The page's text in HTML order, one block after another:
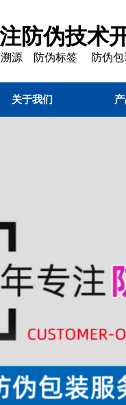
防伪技术
溯源 防伪标签 防伪
关于我们